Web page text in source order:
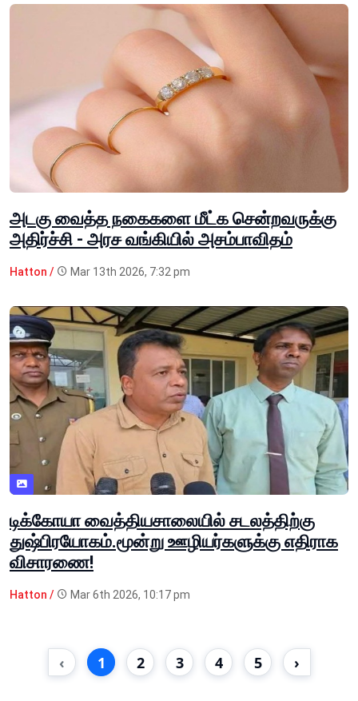
அடகு வைத்த நகைகளை மீட்க சென்றவருக்கு
அதிர்ச்சி - அரச வங்கியில் அசம்பாவிதம்
Hatton / Mar 13th 2026, 7:32 pm
டிக்கோயா வைத்தியசாலையில் சடலத்திற்கு
துஷ்பிரயோகம்.மூன்று ஊழியர்களுக்கு எதிராக
விசாரணை!
Hatton / Mar 6th 2026, 10:17 pm
‹ 1 2 3 4 5 ›